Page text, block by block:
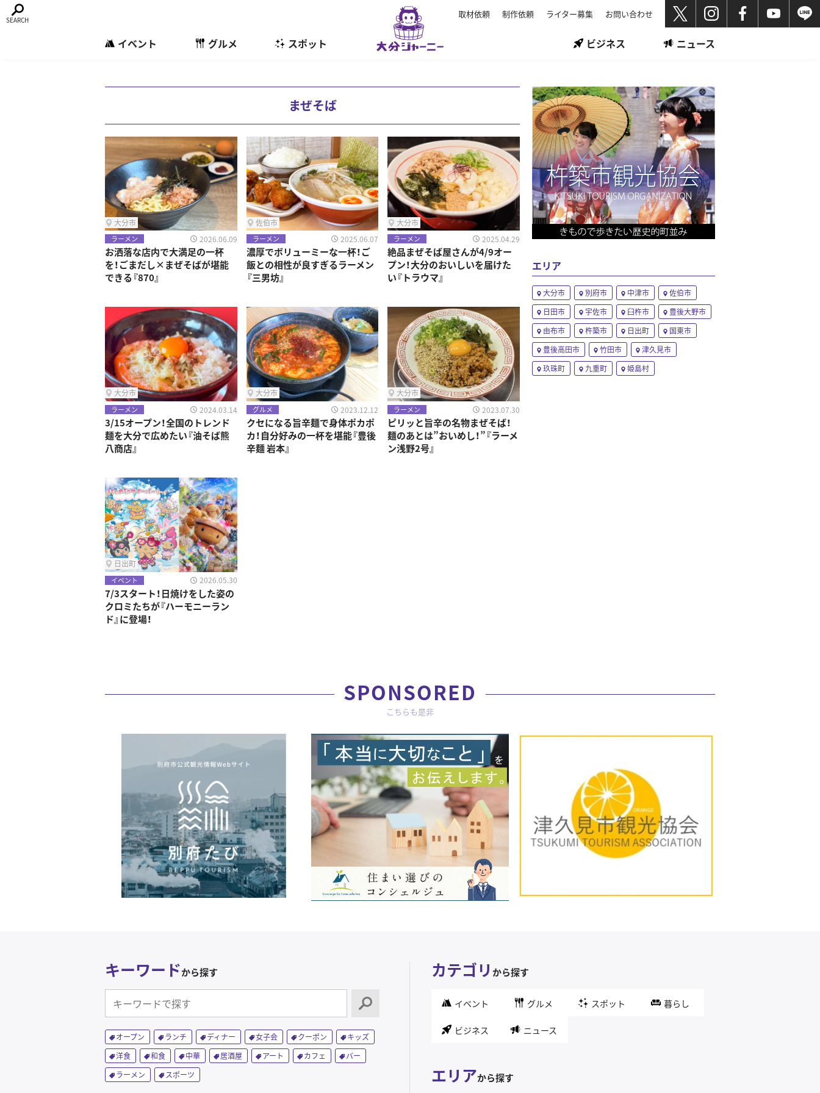
取材依頼 制作依頼 ライター募集 お問い合わせ
イベント グルメ スポット 暮らし ビジネス ニュース
まぜそば
大分市
ラーメン 2026.06.09
お洒落な店内で大満足の一杯
を！ごまだし×まぜそばが堪能
できる『870』
佐伯市
ラーメン 2025.06.07
濃厚でボリューミーな一杯！ご
飯との相性が良すぎるラーメン
『三男坊』
大分市
ラーメン 2025.04.29
絶品まぜそば屋さんが4/9オー
プン！大分のおいしいを届けた
い『トラウマ』
大分市
ラーメン 2024.03.14
3/15オープン！全国のトレンド
麺を大分で広めたい『油そば熊
八商店』
大分市
グルメ 2023.12.12
クセになる旨辛麺で身体ポカポ
カ！自分好みの一杯を堪能『豊後
辛麺 岩本』
大分市
ラーメン 2023.07.30
ピリッと旨辛の名物まぜそば！
麺のあとは”おいめし！”『ラーメ
ン浅野2号』
日出町
イベント 2026.05.30
7/3スタート！日焼けをした姿の
クロミたちが『ハーモニーラン
ド』に登場！
エリア
大分市 別府市 中津市
佐伯市
日田市
宇佐市 臼杵市
豊後大野市
由布市
杵築市 日出町
国東市
豊後高田市
竹田市
津久見市
玖珠町
九重町 姫島村
SPONSORED
こちらも是非
キーワードから探す
オープン ランチ ディナー 女子会 クーポン
キッズ
洋食
和食 中華 居酒屋 アート カフェ
バー
ラーメン
スポーツ
カテゴリ から探す
イベント グルメ スポット 暮らし
ビジネス ニュース
エリアから探す